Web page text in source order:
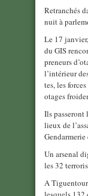
Retranchés
nuit à
Le 17
du GIS
preneurs
l’intérieur
tes, les
otages
Ils passeront
lieux de
Gendarmerie
Un arsenal
les 32
A